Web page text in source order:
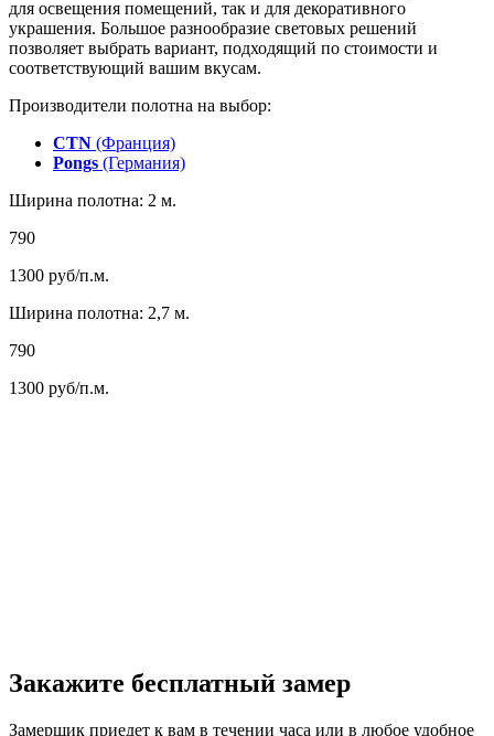
для освещения помещений, так и для декоративного
украшения. Большое разнообразие световых решений
позволяет выбрать вариант, подходящий по стоимости и
соответствующий вашим вкусам.
Производители полотна на выбор:
CTN (Франция)
Pongs (Германия)
Ширина полотна: 2 м.
790
1300 руб/п.м.
Ширина полотна: 2,7 м.
790
1300 руб/п.м.
Закажите бесплатный замер
Замерщик приедет к вам в течении часа или в любое удобное